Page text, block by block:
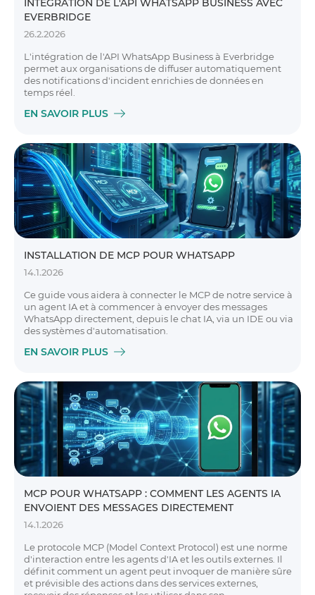
INTÉGRATION DE L'API WHATSAPP BUSINESS AVEC
EVERBRIDGE
26.2.2026
L'intégration de l'API WhatsApp Business à Everbridge
permet aux organisations de diffuser automatiquement
des notifications d'incident enrichies de données en
temps réel.
EN SAVOIR PLUS
INSTALLATION DE MCP POUR WHATSAPP
14.1.2026
Ce guide vous aidera à connecter le MCP de notre service à
un agent IA et à commencer à envoyer des messages
WhatsApp directement, depuis le chat IA, via un IDE ou via
des systèmes d'automatisation.
EN SAVOIR PLUS
MCP POUR WHATSAPP : COMMENT LES AGENTS IA
ENVOIENT DES MESSAGES DIRECTEMENT
14.1.2026
Le protocole MCP (Model Context Protocol) est une norme
d'interaction entre les agents d'IA et les outils externes. Il
définit comment un agent peut invoquer de manière sûre
et prévisible des actions dans des services externes,